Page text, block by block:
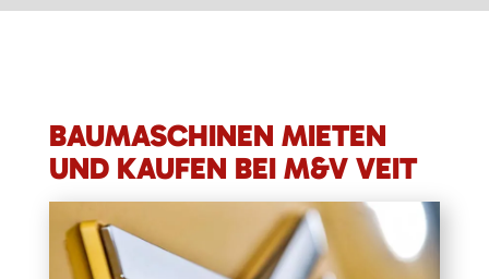
BAUMASCHINEN MIETEN
UND KAUFEN BEI M&V VEIT